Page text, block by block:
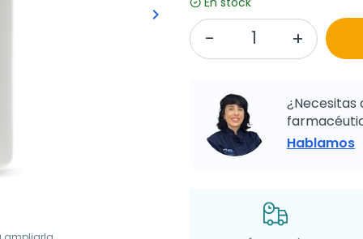
Siguiente
keyboard_arrow_right
¿Necesitas
Hablamos